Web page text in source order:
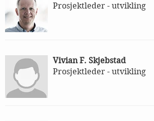
Prosjektleder - utvikling
Vivian F. Skjebstad
Prosjektleder - utvikling